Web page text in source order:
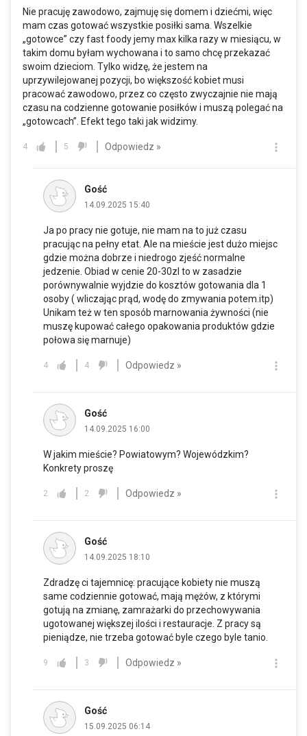
Nie pracuję zawodowo, zajmuję się domem i dziećmi, więc
mam czas gotować wszystkie posiłki sama. Wszelkie
„gotowce” czy fast foody jemy max kilka razy w miesiącu, w
takim domu byłam wychowana i to samo chcę przekazać
swoim dzieciom. Tylko widzę, że jestem na
uprzywilejowanej pozycji, bo większość kobiet musi
pracować zawodowo, przez co często zwyczajnie nie mają
czasu na codzienne gotowanie posiłków i muszą polegać na
„gotowcach”. Efekt tego taki jak widzimy.
4 5 Odpowiedz »
Gość
14.09.2025 15:40
Ja po pracy nie gotuje, nie mam na to już czasu
pracując na pełny etat. Ale na mieście jest dużo miejsc
gdzie można dobrze i niedrogo zjeść normalne
jedzenie. Obiad w cenie 20-30zl to w zasadzie
porównywalnie wyjdzie do kosztów gotowania dla 1
osoby ( wliczając prąd, wodę do zmywania potem.itp)
Unikam też w ten sposób marnowania żywności (nie
muszę kupować całego opakowania produktów gdzie
połowa się marnuje)
4 4 Odpowiedz »
Gość
14.09.2025 16:00
W jakim mieście? Powiatowym? Wojewódzkim?
Konkrety proszę
2 2 Odpowiedz »
Gość
14.09.2025 18:10
Zdradzę ci tajemnicę: pracujące kobiety nie muszą
same codziennie gotować, mają mężów, z którymi
gotują na zmianę, zamrażarki do przechowywania
ugotowanej większej ilości i restauracje. Z pracy są
pieniądze, nie trzeba gotować byle czego byle tanio.
9 3 Odpowiedz »
Gość
15.09.2025 06:14